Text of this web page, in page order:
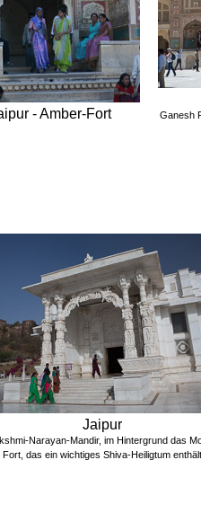
- Amber-Fort Ganesh
Jaipur
Narayan-Mandir, im Hintergrund das
Fort, das ein wichtiges Shiva-Heiligtum